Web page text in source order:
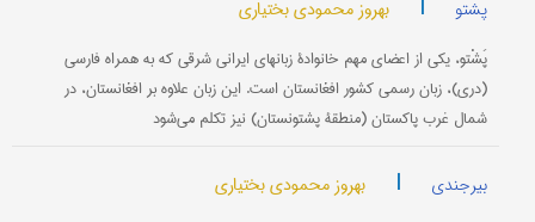
پشتو بهروز محمودی بختیاری
پَشْتو، یكی‌ از اعضای‌ مهم‌ خانوادۀ زبانهای‌ ایرانی‌ شرقی‌ كه‌ به‌ همراه‌ فارسی‌
(دری‌)، زبان‌ رسمی‌ كشور افغانستان‌ است‌. این‌ زبان‌ علاوه‌ بر افغانستان‌، در
شمال‌ غرب‌ پاكستان‌ (منطقۀ پشتونستان‌) نیز تكلم‌ می‌شود
بیرجندی | بهروز محمودی بختیاری